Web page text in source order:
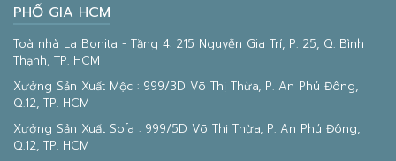
PHỐ GIA HCM
Toà nhà La Bonita - Tầng 4: 215 Nguyễn Gia Trí, P. 25, Q. Bình
Thạnh, TP. HCM
Xưởng Sản Xuất Mộc : 999/3D Võ Thị Thừa, P. An Phú Đông,
Q.12, TP. HCM
Xưởng Sản Xuất Sofa : 999/5D Võ Thị Thừa, P. An Phú Đông,
Q.12, TP. HCM